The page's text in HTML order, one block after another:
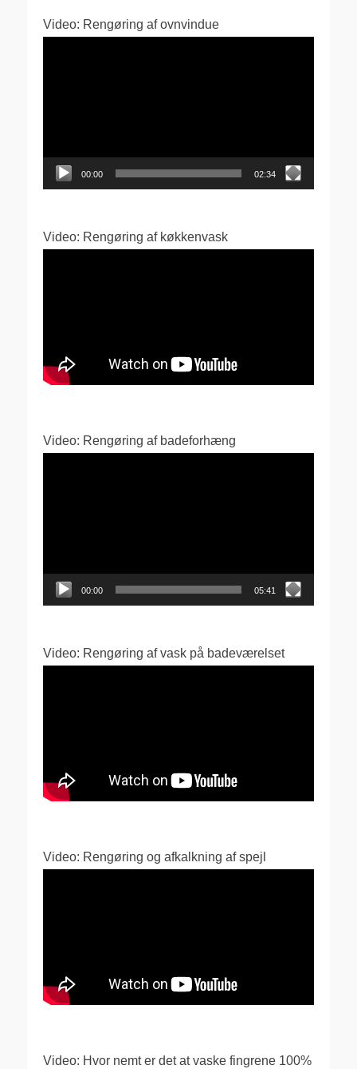
Video: Rengøring af ovnvindue
00:00 02:34
Video: Rengøring af køkkenvask
Video: Rengøring af badeforhæng
00:00 05:41
Video: Rengøring af vask på badeværelset
Video: Rengøring og afkalkning af spejl
Video: Hvor nemt er det at vaske fingrene 100%